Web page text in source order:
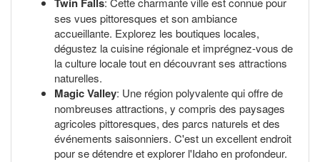
ses vues pittoresques et son ambiance
accueillante. Explorez les boutiques locales,
dégustez la cuisine régionale et imprégnez-vous de
la culture locale tout en découvrant ses attractions
naturelles.
Magic Valley: Une région polyvalente qui offre de
nombreuses attractions, y compris des paysages
agricoles pittoresques, des parcs naturels et des
événements saisonniers. C'est un excellent endroit
pour se détendre et explorer l'Idaho en profondeur.